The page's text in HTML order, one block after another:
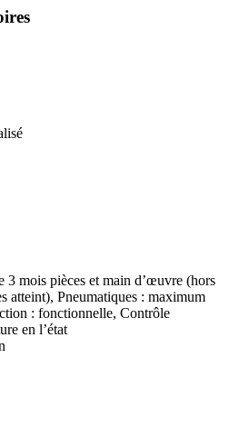
3 mois pièces et main d’œuvre (hors
atteint), Pneumatiques : maximum
: fonctionnelle, Contrôle
en l’état